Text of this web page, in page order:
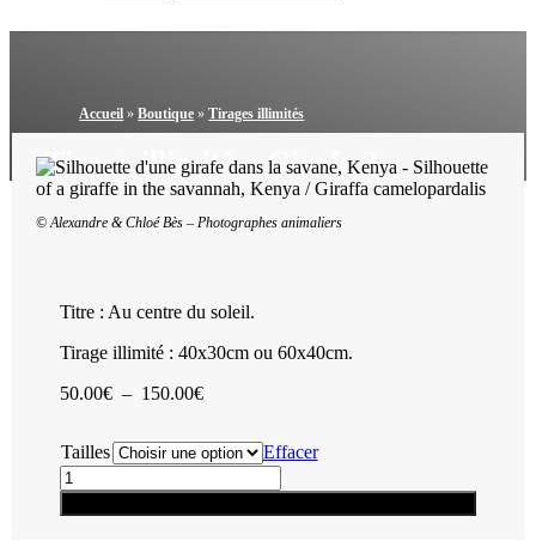
Accueil »Boutique »Tirages illimités
Tirage illimité – Girafe 3
© Alexandre & Chloé Bès – Photographes animaliers
Titre : Au centre du soleil.
Tirage illimité : 40x30cm ou 60x40cm.
50.00€ – 150.00€Plage
50.00€
150.00€
Tailles
Effacer
quantité
de
Tirage